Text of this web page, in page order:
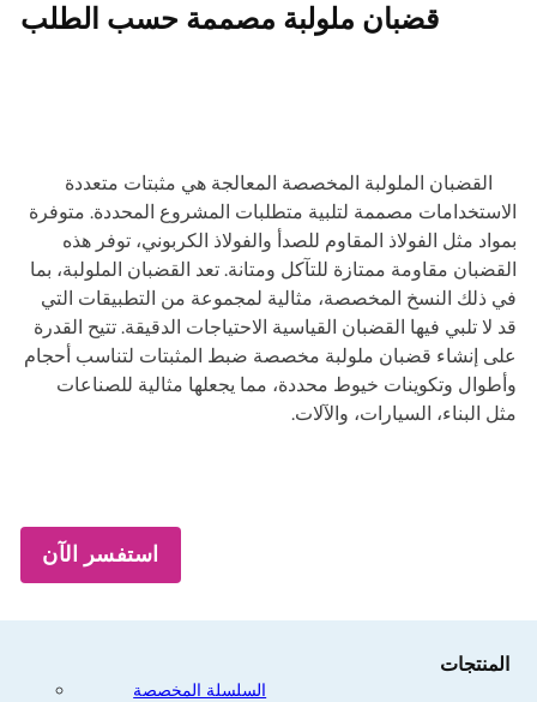
قضبان ملولبة مصممة حسب الطلب
القضبان الملولبة المخصصة المعالجة هي مثبتات متعددة
الاستخدامات مصممة لتلبية متطلبات المشروع المحددة. متوفرة
بمواد مثل الفولاذ المقاوم للصدأ والفولاذ الكربوني، توفر هذه
القضبان مقاومة ممتازة للتآكل ومتانة. تعد القضبان الملولبة، بما
في ذلك النسخ المخصصة، مثالية لمجموعة من التطبيقات التي
قد لا تلبي فيها القضبان القياسية الاحتياجات الدقيقة. تتيح القدرة
على إنشاء قضبان ملولبة مخصصة ضبط المثبتات لتناسب أحجام
وأطوال وتكوينات خيوط محددة، مما يجعلها مثالية للصناعات
مثل البناء، السيارات، والآلات.
استفسر الآن
المنتجات
السلسلة المخصصة